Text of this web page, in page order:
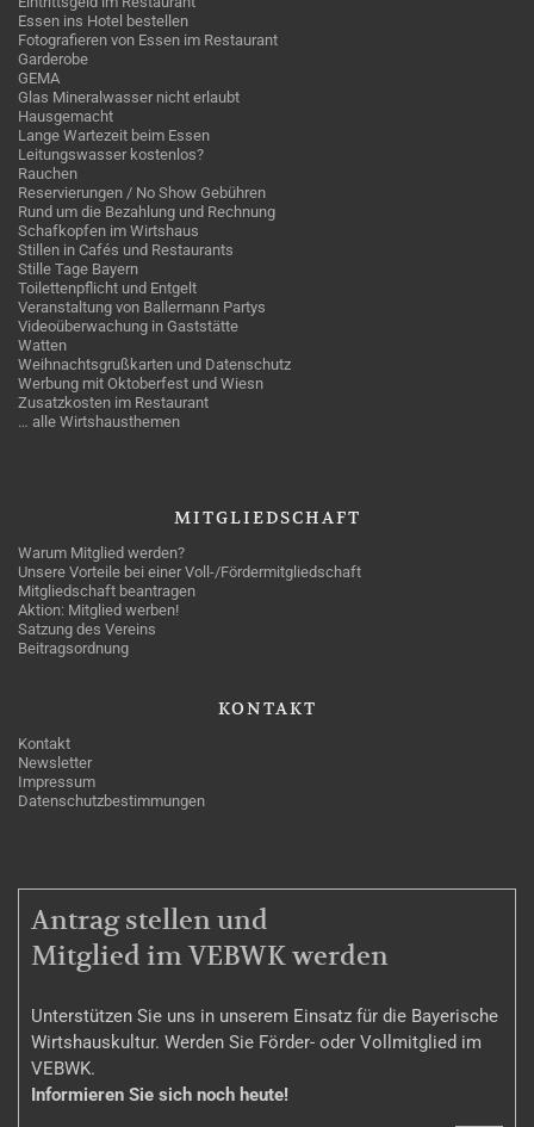
Essen ins Hotel bestellen
Fotografieren von Essen im Restaurant
Garderobe
GEMA
Glas Mineralwasser nicht erlaubt
Hausgemacht
Lange Wartezeit beim Essen
Leitungswasser kostenlos?
Rauchen
Reservierungen / No Show Gebühren
Rund um die Bezahlung und Rechnung
Schafkopfen im Wirtshaus
Stillen in Cafés und Restaurants
Stille Tage Bayern
Toilettenpflicht und Entgelt
Veranstaltung von Ballermann Partys
Videoüberwachung in Gaststätte
Watten
Weihnachtsgrußkarten und Datenschutz
Werbung mit Oktoberfest und Wiesn
Zusatzkosten im Restaurant
… alle Wirtshausthemen
MITGLIEDSCHAFT
Warum Mitglied werden?
Unsere Vorteile bei einer Voll-/Fördermitgliedschaft
Mitgliedschaft beantragen
Aktion: Mitglied werben!
Satzung des Vereins
Beitragsordnung
KONTAKT
Kontakt
Newsletter
Impressum
Datenschutzbestimmungen
MITGLIEDSCHAFT
Antrag stellen und
Mitglied im VEBWK werden
Unterstützen Sie uns in unserem Einsatz für die Bayerische
Wirtshauskultur. Werden Sie Förder- oder Vollmitglied im
VEBWK.
Informieren Sie sich noch heute!